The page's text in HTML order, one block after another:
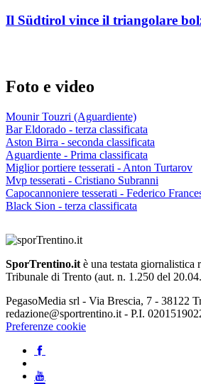
Il Südtirol vince il triangolare
Foto e video
Mounir Touzri (Aguardiente)
Bar Eldorado - terza classificata
Aston Birra - seconda classificata
Aguardiente - Prima classificata
Miglior portiere tesserati - Anton Turtarov
Mvp tesserati - Cristiano Subranni
Capocannoniere tesserati - Federico
Black Sion - terza classificata
SporTrentino.it è una testata giornalistica
Tribunale di Trento (aut. n. 1.250 del
PegasoMedia srl - Via Brescia, 7 - 38122
redazione@sportrentino.it - P.I.
Preferenze cookie